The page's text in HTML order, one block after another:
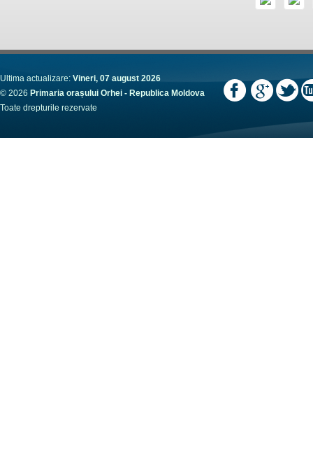
Ultima actualizare: Vineri, 07 august 2026
© 2026 Primaria orașului Orhei - Republica Moldova
Toate drepturile rezervate